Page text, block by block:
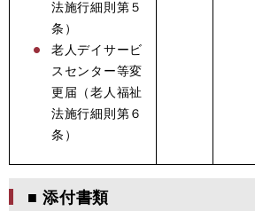
法施行細則第５
条）
老人デイサービ
スセンター等変
更届（老人福祉
法施行細則第６
条）
■ 添付書類